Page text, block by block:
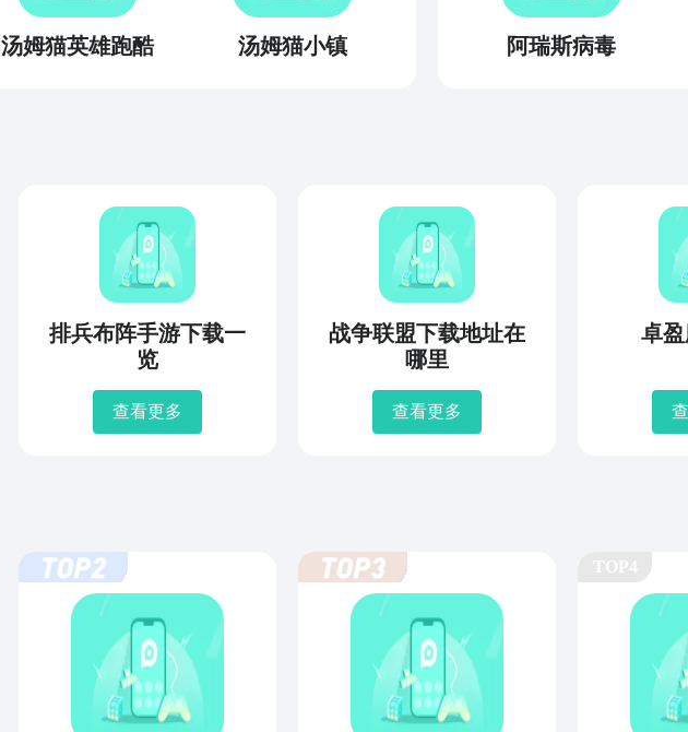
汤姆猫英雄跑酷 汤姆猫小镇 阿瑞斯病毒
排兵布阵手游下载一
览
查看更多
战争联盟下载地址在
哪里
查看更多
卓